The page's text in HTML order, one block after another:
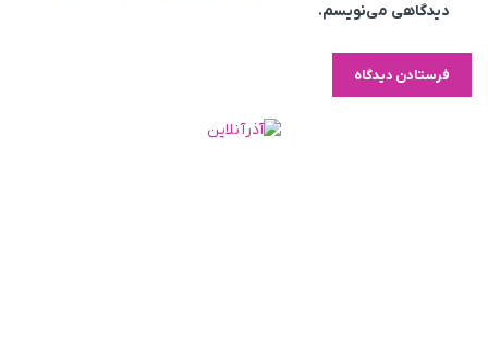
دیدگاهی می‌نویسم.